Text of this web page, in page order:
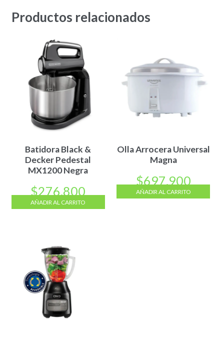
Productos relacionados
Batidora Black &
Decker Pedestal
MX1200 Negra
$276.800
AÑADIR AL CARRITO
Olla Arrocera Universal
Magna
$697.900
AÑADIR AL CARRITO